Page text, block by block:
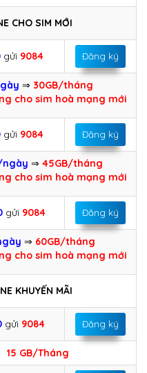
CHO SIM MỚI
gửi 9084 Đăng ký
⇒ 30GB/tháng
cho sim hoà mạng mới
gửi 9084 Đăng ký
ngày ⇒ 45GB/tháng
cho sim hoà mạng mới
gửi 9084 Đăng ký
⇒ 60GB/tháng
cho sim hoà mạng mới
KHUYẾN MÃI
gửi 9084 Đăng ký
15 GB/Tháng